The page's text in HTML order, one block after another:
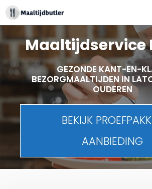
Spring
naar
inhoudMaaltijdservice
GEZONDE KANT-EN-
BEZORGMAALTIJDEN IN
OUDEREN
BEKIJK
AANBIEDING